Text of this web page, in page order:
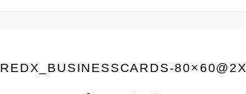
REDX_BUSINESSCARDS-80×60@2X